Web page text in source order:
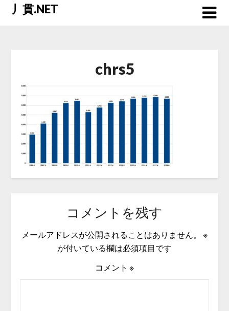
Skip丿貫.NET
chrs5
コメントを残す
メールアドレスが公開されることはありません。
※
が付いている欄は必須項目です
コメント ※